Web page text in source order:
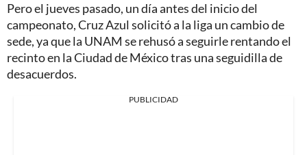
Pero el jueves pasado, un día antes del inicio del
campeonato, Cruz Azul solicitó a la liga un cambio de
sede, ya que la UNAM se rehusó a seguirle rentando el
recinto en la Ciudad de México tras una seguidilla de
desacuerdos.
PUBLICIDAD